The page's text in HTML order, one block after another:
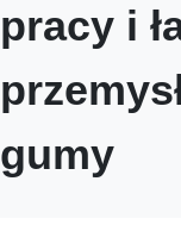
pracy i
gumy